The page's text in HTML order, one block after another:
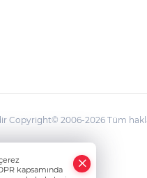
Copyright© 2006-2026 Tüm
kapsamında